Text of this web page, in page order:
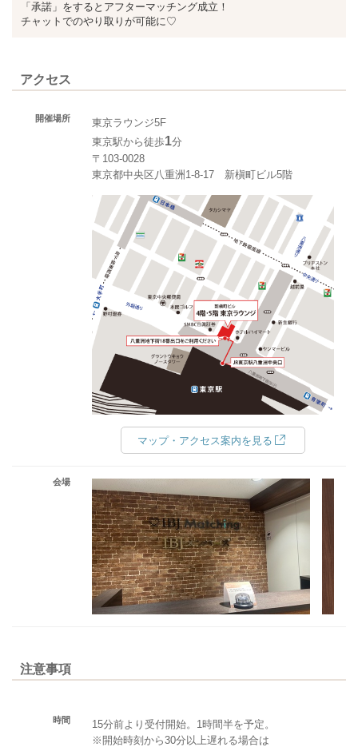
「承諾」をするとアフターマッチング成立！
チャットでのやり取りが可能に♡
アクセス
開催場所
東京ラウンジ5F
東京駅から徒歩1分
〒103-0028
東京都中央区八重洲1-8-17 新槇町ビル5階
マップ・アクセス案内を見る
会場
注意事項
時間
15分前より受付開始。1時間半を予定。
※開始時刻から30分以上遅れる場合は